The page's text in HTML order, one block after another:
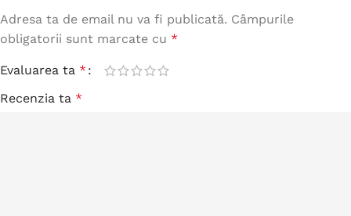
Adresa ta de email nu va fi publicată. Câmpurile
obligatorii sunt marcate cu *
Evaluarea ta *
Recenzia ta *